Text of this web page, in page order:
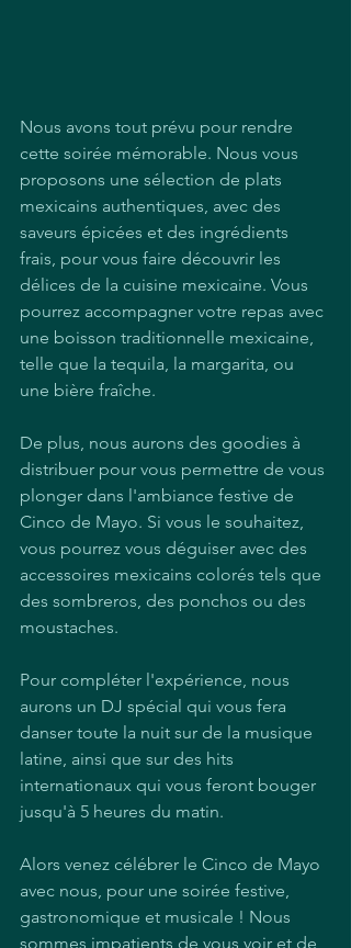
Nous avons tout prévu pour rendre
cette soirée mémorable. Nous vous
proposons une sélection de plats
mexicains authentiques, avec des
saveurs épicées et des ingrédients
frais, pour vous faire découvrir les
délices de la cuisine mexicaine. Vous
pourrez accompagner votre repas avec
une boisson traditionnelle mexicaine,
telle que la tequila, la margarita, ou
une bière fraîche.
De plus, nous aurons des goodies à
distribuer pour vous permettre de vous
plonger dans l'ambiance festive de
Cinco de Mayo. Si vous le souhaitez,
vous pourrez vous déguiser avec des
accessoires mexicains colorés tels que
des sombreros, des ponchos ou des
moustaches.
Pour compléter l'expérience, nous
aurons un DJ spécial qui vous fera
danser toute la nuit sur de la musique
latine, ainsi que sur des hits
internationaux qui vous feront bouger
jusqu'à 5 heures du matin.
Alors venez célébrer le Cinco de Mayo
avec nous, pour une soirée festive,
gastronomique et musicale ! Nous
sommes impatients de vous voir et de